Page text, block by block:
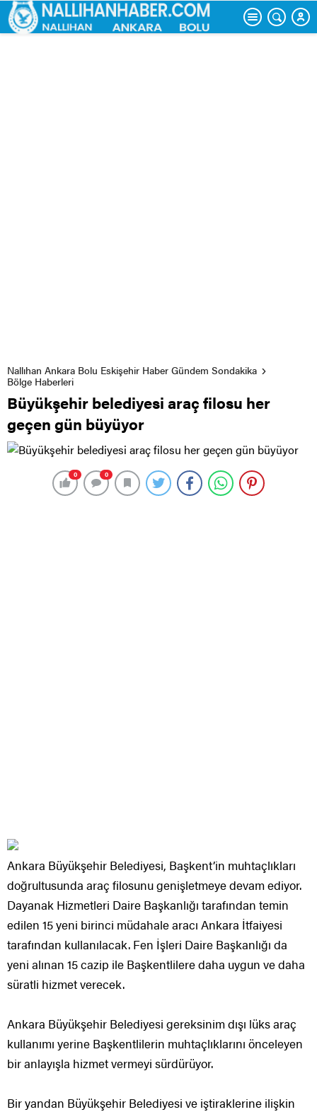
Nallıhan Ankara Bolu Eskişehir Haber Gündem Sondakika
Bölge Haberleri
Büyükşehir belediyesi araç filosu her
geçen gün büyüyor
0 0
Ankara Büyükşehir Belediyesi, Başkent’in muhtaçlıkları
doğrultusunda araç filosunu genişletmeye devam ediyor.
Dayanak Hizmetleri Daire Başkanlığı tarafından temin
edilen 15 yeni birinci müdahale aracı Ankara İtfaiyesi
tarafından kullanılacak. Fen İşleri Daire Başkanlığı da
yeni alınan 15 cazip ile Başkentlilere daha uygun ve daha
süratli hizmet verecek.
Ankara Büyükşehir Belediyesi gereksinim dışı lüks araç
kullanımı yerine Başkentlilerin muhtaçlıklarını önceleyen
bir anlayışla hizmet vermeyi sürdürüyor.
Bir yandan Büyükşehir Belediyesi ve iştiraklerine ilişkin